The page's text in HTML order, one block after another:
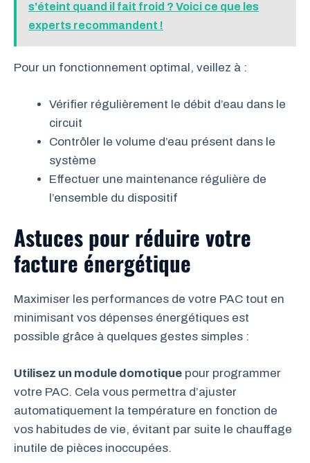
s'éteint quand il fait froid ? Voici ce que les
experts recommandent !
Pour un fonctionnement optimal, veillez à :
Vérifier régulièrement le débit d’eau dans le
circuit
Contrôler le volume d’eau présent dans le
système
Effectuer une maintenance régulière de
l’ensemble du dispositif
Astuces pour réduire votre
facture énergétique
Maximiser les performances de votre PAC tout en
minimisant vos dépenses énergétiques est
possible grâce à quelques gestes simples :
Utilisez un module domotique pour programmer
votre PAC. Cela vous permettra d’ajuster
automatiquement la température en fonction de
vos habitudes de vie, évitant par suite le chauffage
inutile de pièces inoccupées.